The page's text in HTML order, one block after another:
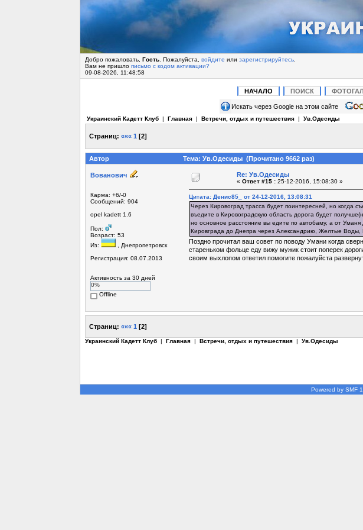
Добро пожаловать, Гость. Пожалуйста, войдите или зарегистрируйтесь.
Вам не пришло письмо с кодом активации?
09-08-2026, 11:48:58
НАЧАЛО ПОИСК
Искать через Google на этом сайте
Украинский Кадетт Клуб| Главная| Встречи, отдых и путешествия| Ув.Одесиды
Страниц: ««« 1 [2]
Автор Тема: Ув.Одесиды (Прочитано 9662 раз)
Вованович
Карма: +6/-0
Сообщений: 904
opel kadett 1.6
Пол:
Возраст: 53
Из:
, Днепропетровск
Регистрация: 08.07.2013
Активность за 30 дней
0%
Offline
Re: Ув.Одесиды
« Ответ #15 :25-12-2016, 15:08:30 »
Цитата: Денис85_ от 24-12-2016, 13:08:31
Через Кировоград трасса будет поинтересней, но когда
въедите в Кировоградскую область дорога будет
но основное расстояние вы едите по автобаму, а от
Кировграда до Днепра через Александрию, Желтые Воды,
Поздно прочитал ваш совет по поводу Умани когда
стареньком фольце еду вижу мужик стоит поперек
своим выхлопом ответил помогите пожалуйста
Страниц: ««« 1 [2]
Украинский Кадетт Клуб| Главная| Встречи, отдых и путешествия| Ув.Одесиды
Powered by SMF